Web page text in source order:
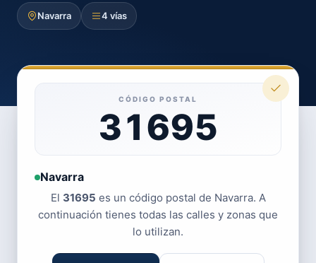
Navarra 4 vías
CÓDIGO POSTAL
31695
Navarra
El 31695 es un código postal de Navarra. A
continuación tienes todas las calles y zonas que
lo utilizan.